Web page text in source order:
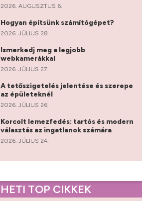
2026. AUGUSZTUS 6.
Hogyan építsünk számítógépet?
2026. JÚLIUS 28.
Ismerkedj meg a legjobb
webkamerákkal
2026. JÚLIUS 27.
A tetőszigetelés jelentése és szerepe
az épületeknél
2026. JÚLIUS 26.
Korcolt lemezfedés: tartós és modern
választás az ingatlanok számára
2026. JÚLIUS 24.
HETI TOP CIKKEK